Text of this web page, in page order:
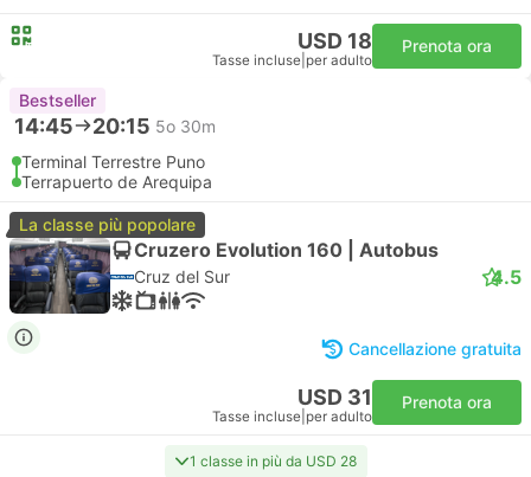
USD 18
Tasse incluse per adulto
Prenota ora
Bestseller
14:45 20:15 5o 30m
Terminal Terrestre Puno
Terrapuerto de Arequipa
La classe più popolare
Cruzero Evolution 160 | Autobus
Cruz del Sur 4.5
Cancellazione gratuita
USD 31
Tasse incluse per adulto
Prenota ora
1 classe in più da USD 28